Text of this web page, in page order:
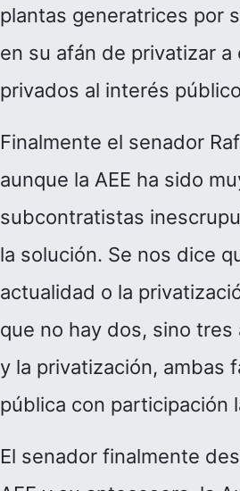
plantas generatrices por
en su afán de privatizar
privados al interés
Finalmente el senador
aunque la AEE ha sido
subcontratistas
la solución. Se nos dice
actualidad o la
que no hay dos, sino
y la privatización, ambas
pública con participación
El senador finalmente